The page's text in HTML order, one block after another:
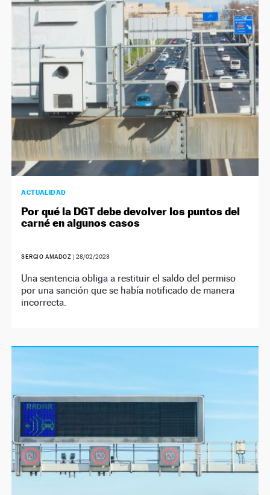
ACTUALIDAD
Por qué la DGT debe devolver los puntos del
carné en algunos casos
SERGIO AMADOZ | 28/02/2023
Una sentencia obliga a restituir el saldo del permiso
por una sanción que se había notificado de manera
incorrecta.